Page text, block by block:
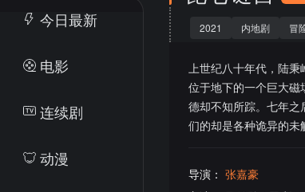
今日最新
电影
连续剧
动漫
2021 内地剧 冒
上世纪八十年代，陆
位于地下的一个巨大
德却不知所踪。七年
们的却是各种诡异的
导演： 张嘉豪